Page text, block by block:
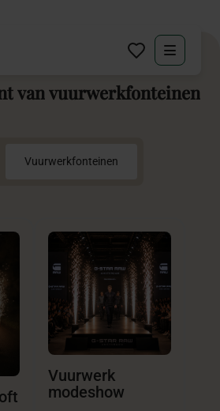
vanvuurwerkfonteinen
Vuurwerkfonteinen
Vuurwerk
modeshow